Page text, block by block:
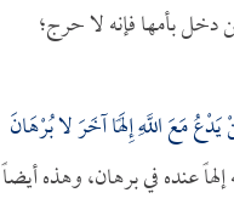
دخل بأمها فإنه لا حرج؛
مَعَ اللَّهِ إِلَهًا آخَرَ لا بُرْهَانَ
إلهاً عنده في برهان، وهذه أيضاً